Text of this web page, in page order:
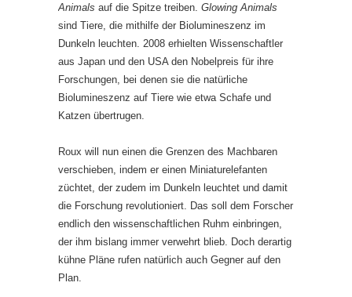
Animals auf die Spitze treiben. Glowing Animals
sind Tiere, die mithilfe der Biolumineszenz im
Dunkeln leuchten. 2008 erhielten Wissenschaftler
aus Japan und den USA den Nobelpreis für ihre
Forschungen, bei denen sie die natürliche
Biolumineszenz auf Tiere wie etwa Schafe und
Katzen übertrugen.
Roux will nun einen die Grenzen des Machbaren
verschieben, indem er einen Miniaturelefanten
züchtet, der zudem im Dunkeln leuchtet und damit
die Forschung revolutioniert. Das soll dem Forscher
endlich den wissenschaftlichen Ruhm einbringen,
der ihm bislang immer verwehrt blieb. Doch derartig
kühne Pläne rufen natürlich auch Gegner auf den
Plan.